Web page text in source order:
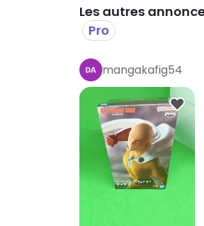
Les autres
Pro
mangakafig54
Pro